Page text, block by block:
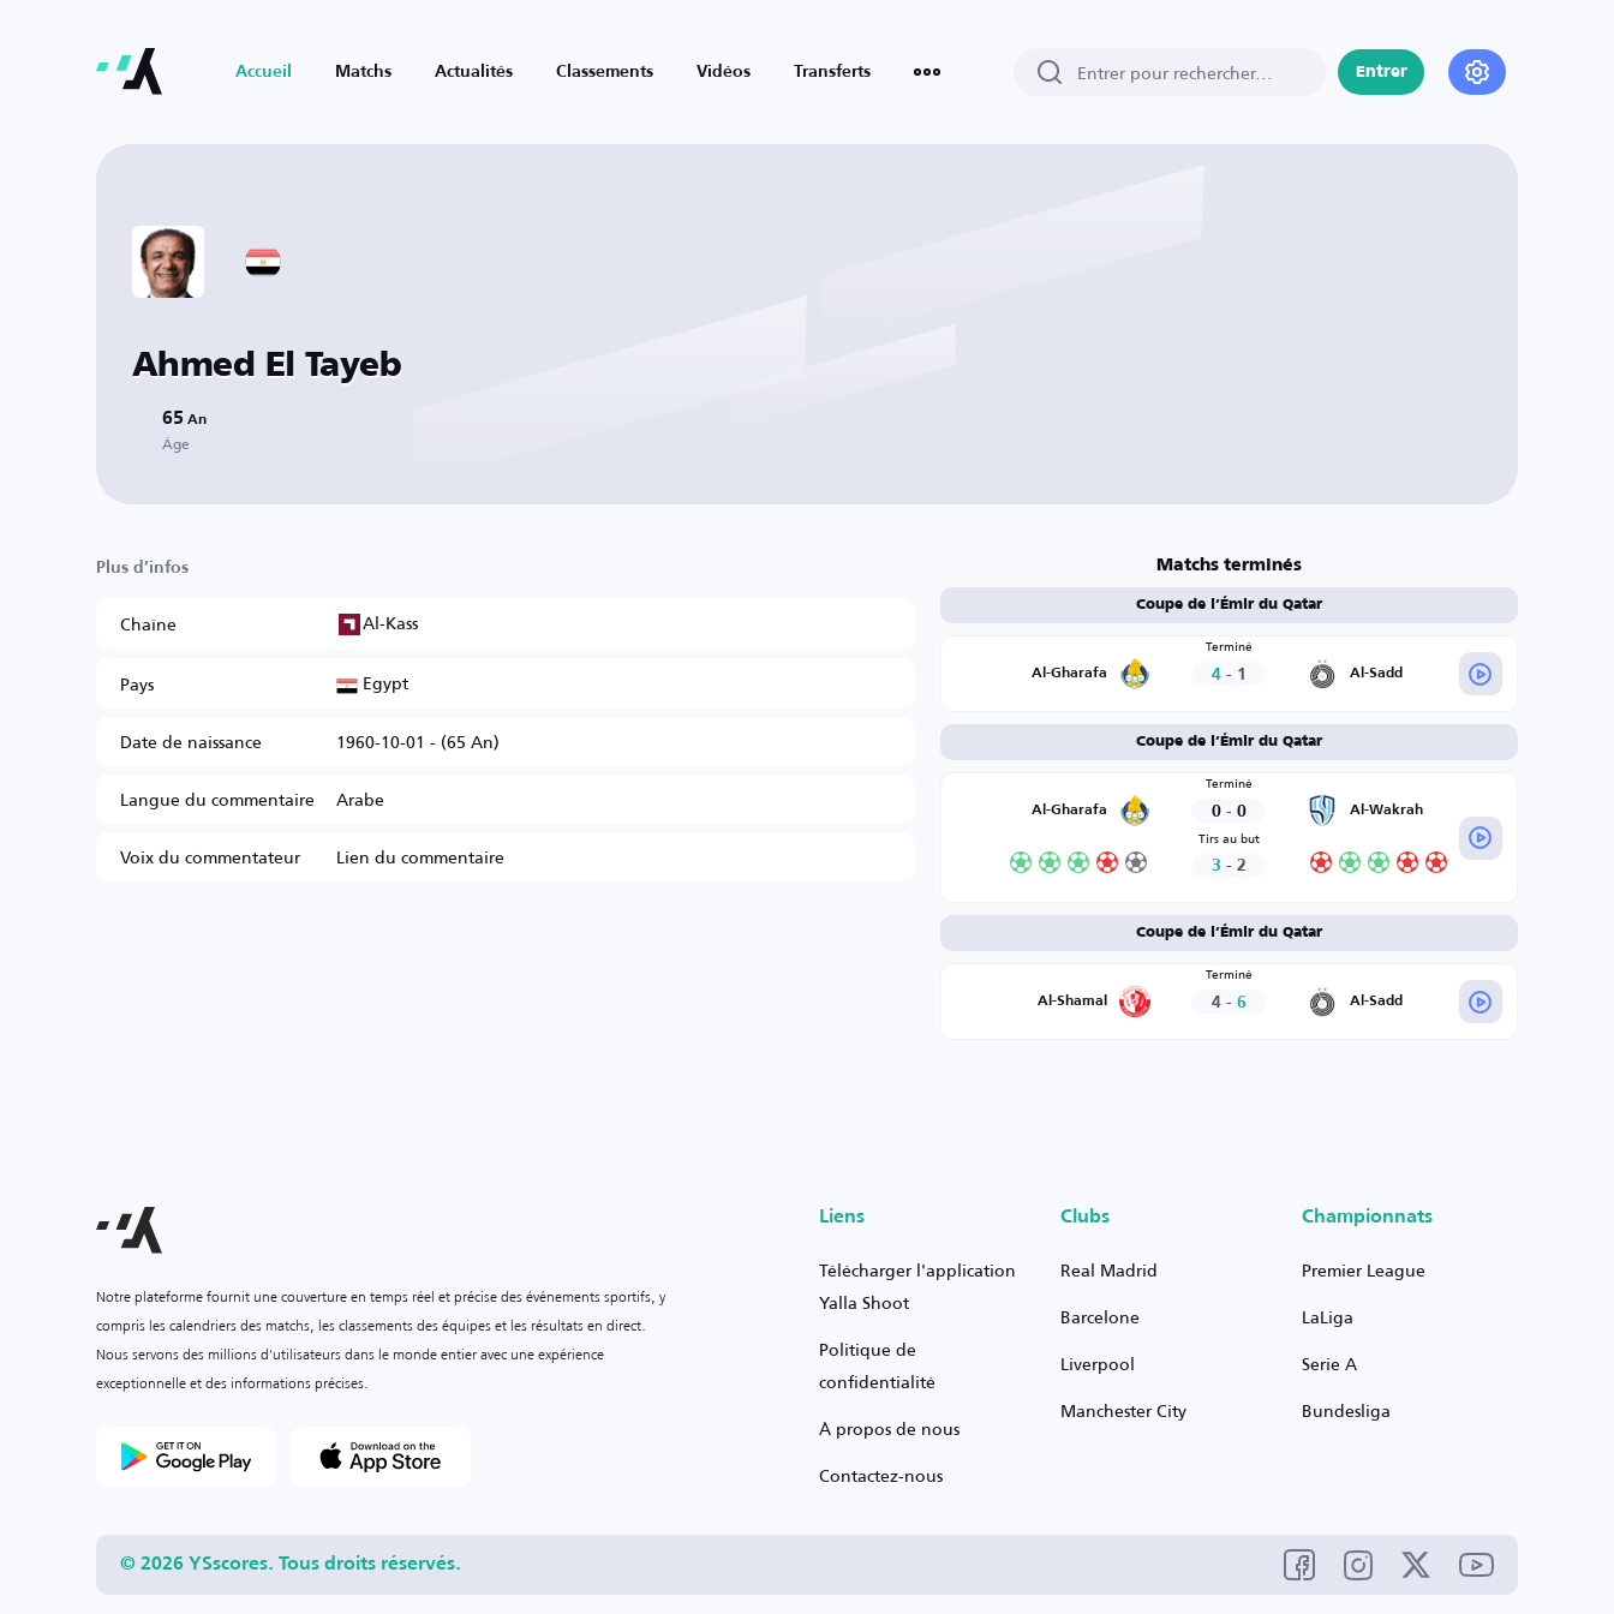
Accueil Matchs Actualités Classements Vidéos Transferts Entrer
Ahmed El Tayeb
65 An
Âge
Plus d’infos
Chaîne
Al-Kass
Pays
Egypt
Date de naissance
1960-10-01 - (65 An)
Langue du commentaire
Arabe
Voix du commentateur
Lien du commentaire
Matchs terminés
Coupe de l’Émir du Qatar
Al-Gharafa
Terminé
4 - 1 Al-Sadd
Coupe de l’Émir du Qatar
Al-Gharafa
Terminé
0 - 0 Al-Wakrah
Tirs au but
3 - 2
Coupe de l’Émir du Qatar
Al-Shamal
Terminé
4 - 6 Al-Sadd
Notre plateforme fournit une couverture en temps réel et précise des événements sportifs, y
compris les calendriers des matchs, les classements des équipes et les résultats en direct.
Nous servons des millions d'utilisateurs dans le monde entier avec une expérience
exceptionnelle et des informations précises.
Liens
Télécharger l'application
Yalla Shoot
Politique de
confidentialité
À propos de nous
Contactez-nous
Clubs
Real Madrid
Barcelone
Liverpool
Manchester City
Championnats
Premier League
LaLiga
Serie A
Bundesliga
© 2026 YSscores. Tous droits réservés.